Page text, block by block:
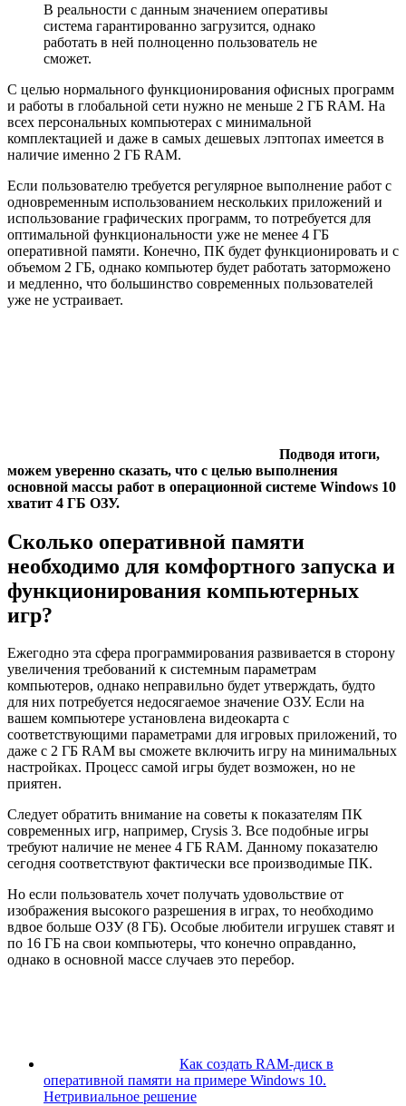
В реальности с данным значением оперативы
система гарантированно загрузится, однако
работать в ней полноценно пользователь не
сможет.
С целью нормального функционирования офисных программ
и работы в глобальной сети нужно не меньше 2 ГБ RAM. На
всех персональных компьютерах с минимальной
комплектацией и даже в самых дешевых лэптопах имеется в
наличие именно 2 ГБ RAM.
Если пользователю требуется регулярное выполнение работ с
одновременным использованием нескольких приложений и
использование графических программ, то потребуется для
оптимальной функциональности уже не менее 4 ГБ
оперативной памяти. Конечно, ПК будет функционировать и с
объемом 2 ГБ, однако компьютер будет работать заторможено
и медленно, что большинство современных пользователей
уже не устраивает.
Подводя итоги,
можем уверенно сказать, что с целью выполнения
основной массы работ в операционной системе Windows 10
хватит 4 ГБ ОЗУ.
Сколько оперативной памяти
необходимо для комфортного запуска и
функционирования компьютерных
игр?
Ежегодно эта сфера программирования развивается в сторону
увеличения требований к системным параметрам
компьютеров, однако неправильно будет утверждать, будто
для них потребуется недосягаемое значение ОЗУ. Если на
вашем компьютере установлена видеокарта с
соответствующими параметрами для игровых приложений, то
даже с 2 ГБ RAM вы сможете включить игру на минимальных
настройках. Процесс самой игры будет возможен, но не
приятен.
Следует обратить внимание на советы к показателям ПК
современных игр, например, Crysis 3. Все подобные игры
требуют наличие не менее 4 ГБ RAM. Данному показателю
сегодня соответствуют фактически все производимые ПК.
Но если пользователь хочет получать удовольствие от
изображения высокого разрешения в играх, то необходимо
вдвое больше ОЗУ (8 ГБ). Особые любители игрушек ставят и
по 16 ГБ на свои компьютеры, что конечно оправданно,
однако в основной массе случаев это перебор.
Как создать RAM-диск в
оперативной памяти на примере Windows 10.
Нетривиальное решение